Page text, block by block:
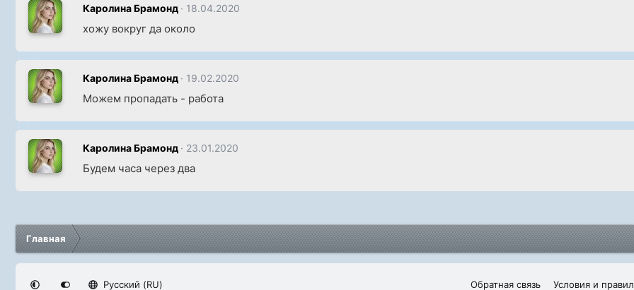
Каролина Брамонд 18.04.2020
хожу вокруг да около
Каролина Брамонд 19.02.2020
Можем пропадать - работа
Каролина Брамонд 23.01.2020
Будем часа через два
Главная
Русский (RU) Обратная связь Условия и